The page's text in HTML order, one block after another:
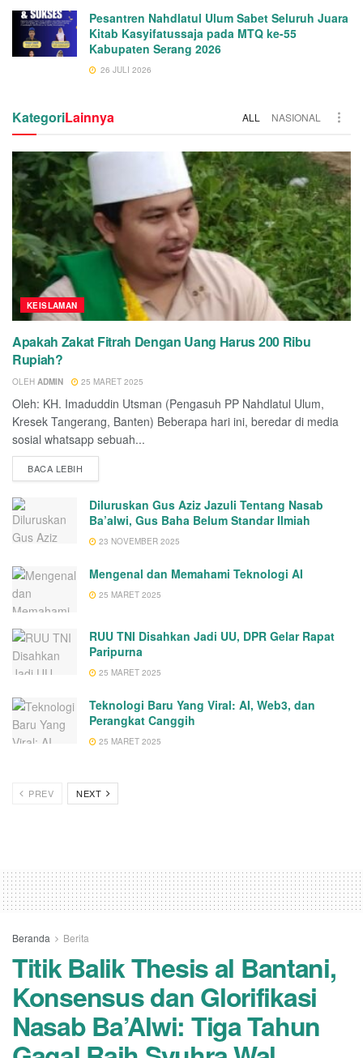
Pesantren Nahdlatul Ulum Sabet Seluruh Juara
Kitab Kasyifatussaja pada MTQ ke-55
Kabupaten Serang 2026
26 JULI 2026
KategoriLainnya ALL NASIONAL
KEISLAMAN
Apakah Zakat Fitrah Dengan Uang Harus 200 Ribu
Rupiah?
OLEH ADMIN 25 MARET 2025
Oleh: KH. Imaduddin Utsman (Pengasuh PP Nahdlatul Ulum,
Kresek Tangerang, Banten) Beberapa hari ini, beredar di media
sosial whatsapp sebuah...
BACA LEBIH
Diluruskan Gus Aziz Jazuli Tentang Nasab
Ba’alwi, Gus Baha Belum Standar Ilmiah
23 NOVEMBER 2025
Mengenal dan Memahami Teknologi AI
25 MARET 2025
RUU TNI Disahkan Jadi UU, DPR Gelar Rapat
Paripurna
25 MARET 2025
Teknologi Baru Yang Viral: AI, Web3, dan
Perangkat Canggih
25 MARET 2025
PREV NEXT
Beranda Berita
Titik Balik Thesis al Bantani,
Konsensus dan Glorifikasi
Nasab Ba’Alwi: Tiga Tahun